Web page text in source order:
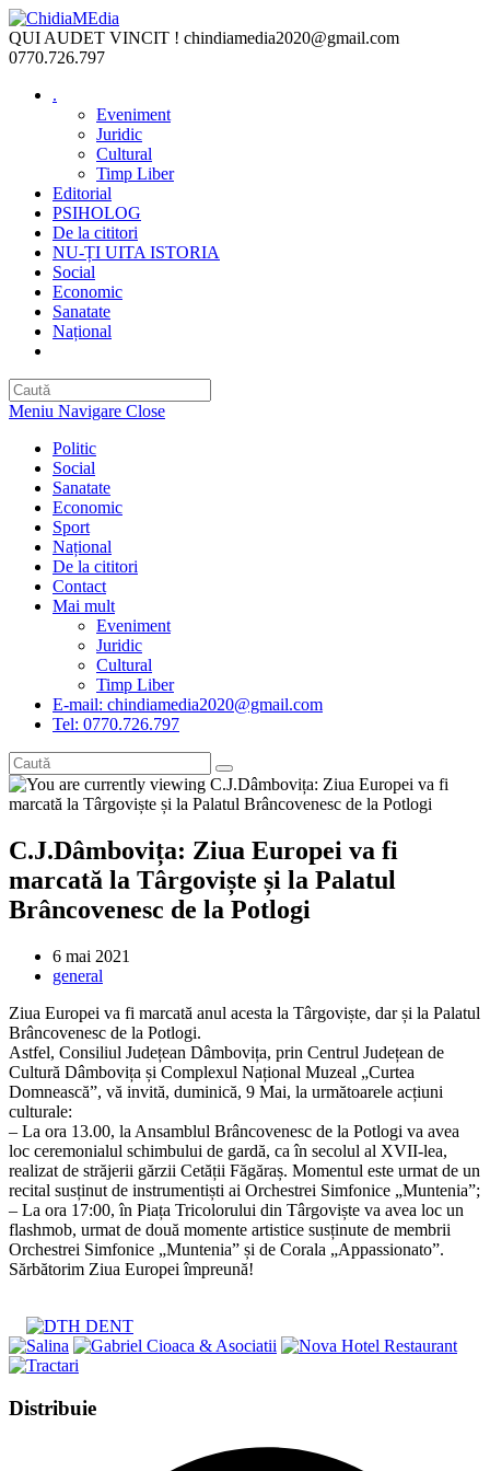
Skip
to
content
QUI AUDET VINCIT ! chindiamedia2020@gmail.com
0770.726.797
.
Eveniment
Juridic
Cultural
Timp Liber
Editorial
PSIHOLOG
De la cititori
NU-ȚI UITA ISTORIA
Social
Economic
Sanatate
Național
Meniu Navigare Close
Politic
Social
Sanatate
Economic
Sport
Național
De la cititori
Contact
Mai mult
Eveniment
Juridic
Cultural
Timp Liber
E-mail: chindiamedia2020@gmail.com
Tel: 0770.726.797
C.J.Dâmbovița: Ziua Europei va fi
marcată la Târgoviște și la Palatul
Brâncovenesc de la Potlogi
Post
published:
6 mai 2021
Post
general
Ziua Europei va fi marcată anul acesta la Târgoviște, dar și la Palatul
Brâncovenesc de la Potlogi.
Astfel, Consiliul Județean Dâmbovița, prin Centrul Județean de
Cultură Dâmbovița și Complexul Național Muzeal „Curtea
Domnească”, vă invită, duminică, 9 Mai, la următoarele acțiuni
culturale:
– La ora 13.00, la Ansamblul Brâncovenesc de la Potlogi va avea
loc ceremonialul schimbului de gardă, ca în secolul al XVII-lea,
realizat de străjerii gărzii Cetății Făgăraș. Momentul este urmat de un
recital susținut de instrumentiști ai Orchestrei Simfonice „Muntenia”;
– La ora 17:00, în Piața Tricolorului din Târgoviște va avea loc un
flashmob, urmat de două momente artistice susținute de membrii
Orchestrei Simfonice „Muntenia” și de Corala „Appassionato”.
Sărbătorim Ziua Europei împreună!
DistribuieShare